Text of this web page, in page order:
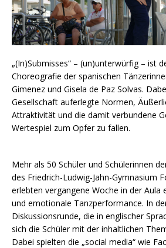
„(In)Submisses“ – (un)unterwürfig – ist
Choreografie der spanischen
Gimenez und Gisela de Paz Solvas.
Gesellschaft auferlegte Normen,
Attraktivität und die damit verbundene
Wertespiel zum Opfer zu fallen.
Mehr als 50 Schüler und Schülerinnen
des Friedrich-Ludwig-Jahn-Gymnasium
erlebten vergangene Woche in der Aula
und emotionale Tanzperformance. In
Diskussionsrunde, die in englischer
sich die Schüler mit der inhaltlichen
Dabei spielten die „social media“ wie